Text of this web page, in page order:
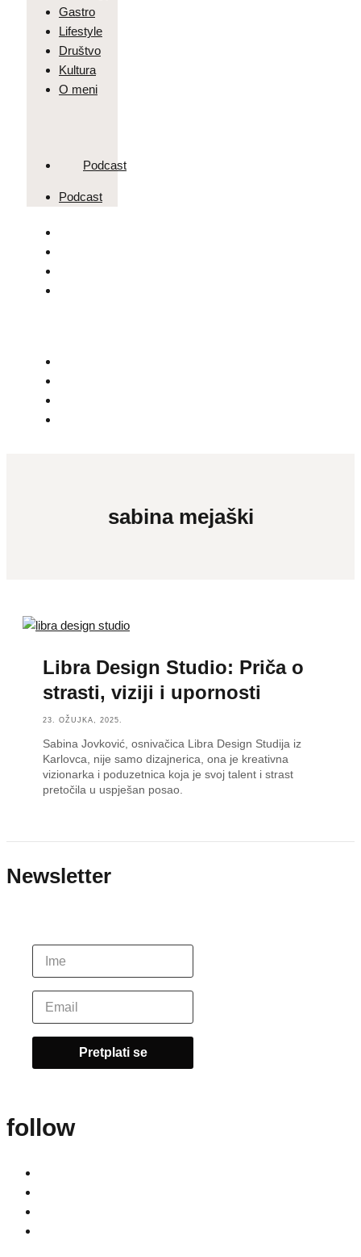
Gastro
Lifestyle
Društvo
Kultura
O meni
Podcast
Podcast
sabina mejaški
Libra Design Studio: Priča o
strasti, viziji i upornosti
23. OŽUJKA, 2025.
Sabina Jovković, osnivačica Libra Design Studija iz
Karlovca, nije samo dizajnerica, ona je kreativna
vizionarka i poduzetnica koja je svoj talent i strast
pretočila u uspješan posao.
Newsletter
follow